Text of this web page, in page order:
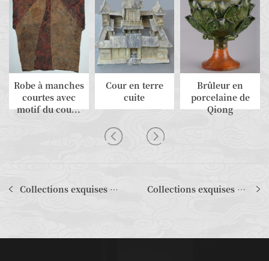
Robe à manches
courtes avec
motif du cou...
Cour en terre
cuite
Brûleur en
porcelaine de
Qiong
Collections exquises dans le Hall d'exposition des dynasties Han Collections exquises dans le Hall d'exposition des dynasties Ming et Qing